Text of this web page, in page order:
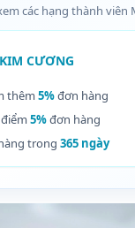
các hạng thành viên
KIM CƯƠNG
thêm 5%đơn hàng
5%đơn hàng
trong 365 ngày